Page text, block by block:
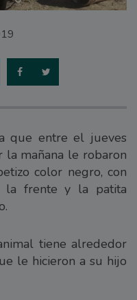
que entre el jueves
mañana le robaron
color negro, con
la frente y la patita
tiene alrededor
le hicieron a su hijo